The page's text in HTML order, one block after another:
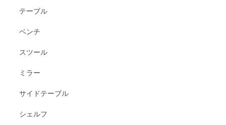
テーブル
ベンチ
スツール
ミラー
サイドテーブル
シェルフ